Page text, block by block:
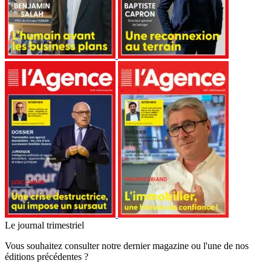
Le journal trimestriel
Vous souhaitez consulter notre dernier magazine ou l'une de nos
éditions précédentes ?